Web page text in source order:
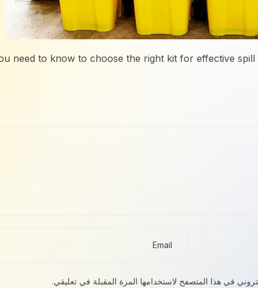
need to know to choose the right kit for effective
في هذا المتصفح لاستخدامها المرة المقبلة في تعليقي.